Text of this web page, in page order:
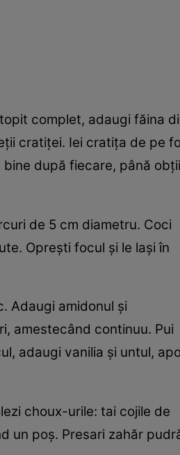
complet, adaugi făina
cratiței. Iei cratița de pe
după fiecare, până
de 5 cm diametru. Coci
Oprești focul și le lași în
Adaugi amidonul și
amestecând continuu. Pui
adaugi vanilia și untul,
choux-urile: tai cojile de
un poș. Presari zahăr